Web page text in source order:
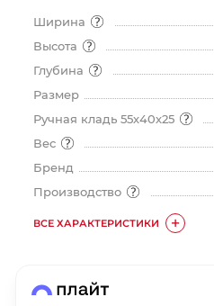
Ширина
Высота
Глубина
Размер
Ручная кладь 55х40х25
Вес
Бренд
Производство
ВСЕ ХАРАКТЕРИСТИКИ